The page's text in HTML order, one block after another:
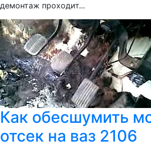
демонтаж проходит...
Как обесшумить
отсек на ваз 2106